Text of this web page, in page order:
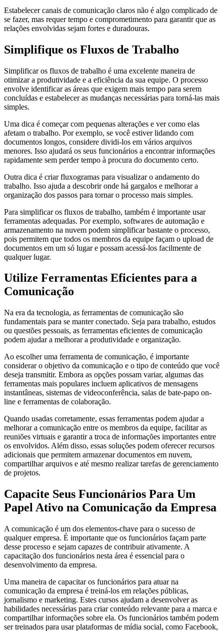
Estabelecer canais de comunicação claros não é algo complicado de
se fazer, mas requer tempo e comprometimento para garantir que as
relações envolvidas sejam fortes e duradouras.
Simplifique os Fluxos de Trabalho
Simplificar os fluxos de trabalho é uma excelente maneira de
otimizar a produtividade e a eficiência da sua equipe. O processo
envolve identificar as áreas que exigem mais tempo para serem
concluídas e estabelecer as mudanças necessárias para torná-las mais
simples.
Uma dica é começar com pequenas alterações e ver como elas
afetam o trabalho. Por exemplo, se você estiver lidando com
documentos longos, considere dividi-los em vários arquivos
menores. Isso ajudará os seus funcionários a encontrar informações
rapidamente sem perder tempo à procura do documento certo.
Outra dica é criar fluxogramas para visualizar o andamento do
trabalho. Isso ajuda a descobrir onde há gargalos e melhorar a
organização dos passos para tornar o processo mais simples.
Para simplificar os fluxos de trabalho, também é importante usar
ferramentas adequadas. Por exemplo, softwares de automação e
armazenamento na nuvem podem simplificar bastante o processo,
pois permitem que todos os membros da equipe façam o upload de
documentos em um só lugar e possam acessá-los facilmente de
qualquer lugar.
Utilize Ferramentas Eficientes para a
Comunicação
Na era da tecnologia, as ferramentas de comunicação são
fundamentais para se manter conectado. Seja para trabalho, estudos
ou questões pessoais, as ferramentas eficientes de comunicação
podem ajudar a melhorar a produtividade e organização.
Ao escolher uma ferramenta de comunicação, é importante
considerar o objetivo da comunicação e o tipo de conteúdo que você
deseja transmitir. Embora as opções possam variar, algumas das
ferramentas mais populares incluem aplicativos de mensagens
instantâneas, sistemas de videoconferência, salas de bate-papo on-
line e ferramentas de colaboração.
Quando usadas corretamente, essas ferramentas podem ajudar a
melhorar a comunicação entre os membros da equipe, facilitar as
reuniões virtuais e garantir a troca de informações importantes entre
os envolvidos. Além disso, essas soluções podem oferecer recursos
adicionais que permitem armazenar documentos em nuvem,
compartilhar arquivos e até mesmo realizar tarefas de gerenciamento
de projetos.
Capacite Seus Funcionários Para Um
Papel Ativo na Comunicação da Empresa
A comunicação é um dos elementos-chave para o sucesso de
qualquer empresa. É importante que os funcionários façam parte
desse processo e sejam capazes de contribuir ativamente. A
capacitação dos funcionários nesta área é essencial para o
desenvolvimento da empresa.
Uma maneira de capacitar os funcionários para atuar na
comunicação da empresa é treiná-los em relações públicas,
jornalismo e marketing. Estes cursos ajudam a desenvolver as
habilidades necessárias para criar conteúdo relevante para a marca e
compartilhar informações sobre ela. Os funcionários também podem
ser treinados para usar plataformas de mídia social, como Facebook,